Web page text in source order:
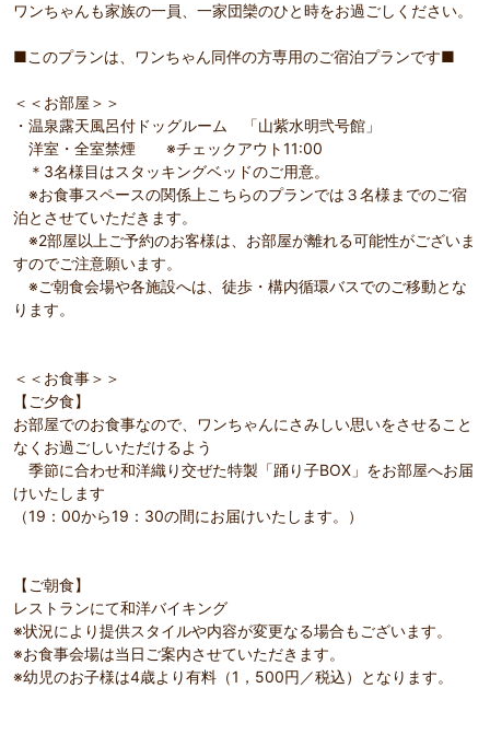
ワンちゃんも家族の一員、一家団欒のひと時をお過ごしください。
■このプランは、ワンちゃん同伴の方専用のご宿泊プランです■
＜＜お部屋＞＞
・温泉露天風呂付ドッグルーム 「山紫水明弐号館」
洋室・全室禁煙 ※チェックアウト11:00
＊3名様目はスタッキングベッドのご用意。
※お食事スペースの関係上こちらのプランでは３名様までのご宿
泊とさせていただきます。
※2部屋以上ご予約のお客様は、お部屋が離れる可能性がございま
すのでご注意願います。
※ご朝食会場や各施設へは、徒歩・構内循環バスでのご移動とな
ります。
＜＜お食事＞＞
【ご夕食】
お部屋でのお食事なので、ワンちゃんにさみしい思いをさせること
なくお過ごしいただけるよう
季節に合わせ和洋織り交ぜた特製「踊り子BOX」をお部屋へお届
けいたします
（19：00から19：30の間にお届けいたします。）
【ご朝食】
レストランにて和洋バイキング
※状況により提供スタイルや内容が変更なる場合もございます。
※お食事会場は当日ご案内させていただきます。
※幼児のお子様は4歳より有料（1，500円／税込）となります。